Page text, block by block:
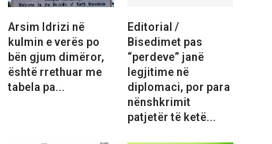
Arsim Idrizi në
kulmin e verës po
bën gjum dimëror,
është rrethuar me
tabela pa...
Editorial /
Bisedimet pas
“perdeve” janë
legjitime në
diplomaci, por para
nënshkrimit
patjetër të ketë...